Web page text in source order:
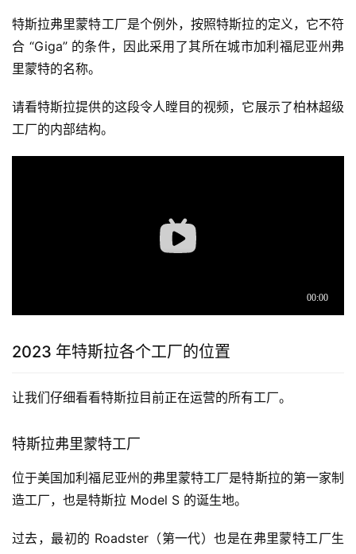
特斯拉弗里蒙特工厂是个例外，按照特斯拉的定义，它不符
合 “Giga” 的条件，因此采用了其所在城市加利福尼亚州弗
里蒙特的名称。
请看特斯拉提供的这段令人瞠目的视频，它展示了柏林超级
工厂的内部结构。
2023 年特斯拉各个工厂的位置
让我们仔细看看特斯拉目前正在运营的所有工厂。
特斯拉弗里蒙特工厂
位于美国加利福尼亚州的弗里蒙特工厂是特斯拉的第一家制
造工厂，也是特斯拉 Model S 的诞生地。
过去，最初的 Roadster（第一代）也是在弗里蒙特工厂生